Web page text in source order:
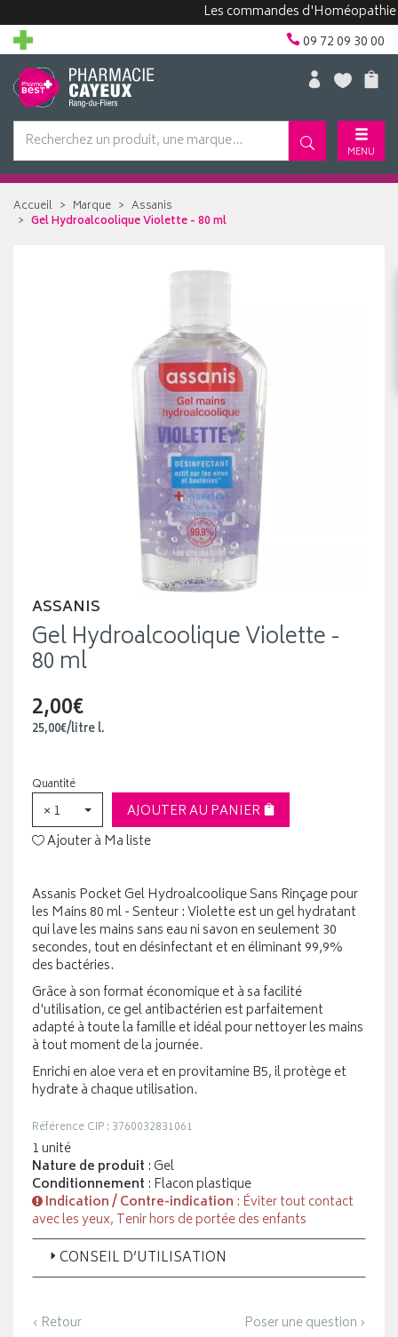
Les commandes d'Homéopathie
09 72 09 30 00
MENU
Accueil Marque
Assanis
Gel Hydroalcoolique Violette - 80 ml
ASSANIS
Gel Hydroalcoolique Violette -
80 ml
2,00€
25,00€/litrel.
Quantité
× 1
AJOUTER AU PANIER
Ajouter à Ma liste
Assanis Pocket Gel Hydroalcoolique Sans Rinçage pour
les Mains 80 ml - Senteur : Violette est un gel hydratant
qui lave les mains sans eau ni savon en seulement 30
secondes, tout en désinfectant et en éliminant 99,9%
des bactéries.
Grâce à son format économique et à sa facilité
d'utilisation, ce gel antibactérien est parfaitement
adapté à toute la famille et idéal pour nettoyer les mains
à tout moment de la journée.
Enrichi en aloe vera et en provitamine B5, il protège et
hydrate à chaque utilisation.
Référence CIP : 3760032831061
1 unité
Nature de produit : Gel
Conditionnement : Flacon plastique
Indication / Contre-indication : Éviter tout contact
avec les yeux, Tenir hors de portée des enfants
CONSEIL D’UTILISATION
‹ Retour Poser une question ›